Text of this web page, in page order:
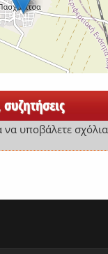
να υποβάλετε σχόλια